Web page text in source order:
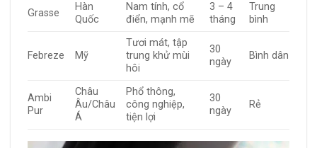
Grasse
Hàn
Quốc
Nam tính, cổ
điển, mạnh mẽ
3 – 4
tháng
Trung
bình
Febreze Mỹ
Tươi mát, tập
trung khử mùi
hôi
30
ngày
Bình dân
Ambi
Pur
Châu
Âu/Châu
Á
Phổ thông,
công nghiệp,
tiện lợi
30
ngày
Rẻ